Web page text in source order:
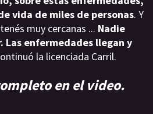
vida de miles de personas. Y
muy cercanas ... Nadie
Las enfermedades llegan y
la licenciada Carril.
en el video.